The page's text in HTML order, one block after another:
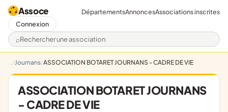
Assoce
Rechercher une association
DépartementsAnnoncesAssociations inscrites
Connexion
Journans ASSOCIATION BOTARET JOURNANS - CADRE DE VIE
ASSOCIATION BOTARET JOURNANS
- CADRE DE VIE